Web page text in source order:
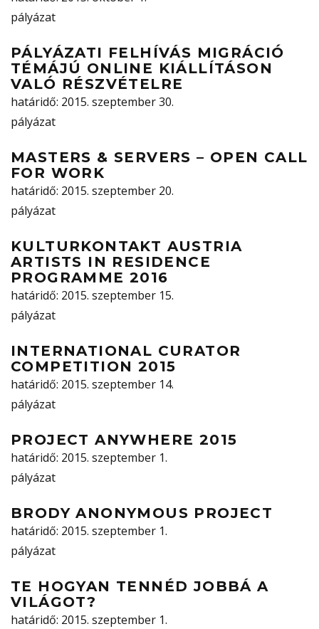
pályázat
PÁLYÁZATI FELHÍVÁS MIGRÁCIÓ
TÉMÁJÚ ONLINE KIÁLLÍTÁSON
VALÓ RÉSZVÉTELRE
határidő: 2015. szeptember 30.
pályázat
MASTERS & SERVERS – OPEN CALL
FOR WORK
határidő: 2015. szeptember 20.
pályázat
KULTURKONTAKT AUSTRIA
ARTISTS IN RESIDENCE
PROGRAMME 2016
határidő: 2015. szeptember 15.
pályázat
INTERNATIONAL CURATOR
COMPETITION 2015
határidő: 2015. szeptember 14.
pályázat
PROJECT ANYWHERE 2015
határidő: 2015. szeptember 1.
pályázat
BRODY ANONYMOUS PROJECT
határidő: 2015. szeptember 1.
pályázat
TE HOGYAN TENNÉD JOBBÁ A
VILÁGOT?
határidő: 2015. szeptember 1.